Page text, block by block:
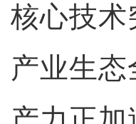
核心技术
产业生